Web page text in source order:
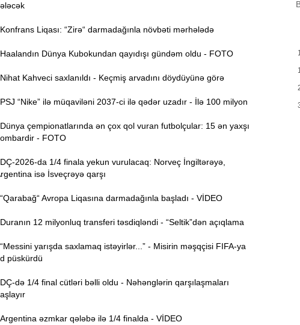
Liqası: “Zirə“ darmadağınla növbəti mərhələdə
Dünya Kubokundan qayıdışı gündəm oldu - FOTO
Kahveci saxlanıldı - Keçmiş arvadını döydüyünə görə
“Nike” ilə müqaviləni 2037-ci ilə qədər uzadır - İlə 100 milyon
çempionatlarında ən çox qol vuran futbolçular: 15 ən yaxşı
- FOTO
2026-da 1/4 finala yekun vurulacaq: Norveç İngiltərəyə,
isə İsveçrəyə qarşı
Avropa Liqasına darmadağınla başladı - VİDEO
12 milyonluq transferi təsdiqləndi - “Seltik”dən açıqlama
yarışda saxlamaq istəyirlər...” - Misirin məşqçisi FIFA-ya
püskürdü
də 1/4 final cütləri bəlli oldu - Nəhənglərin qarşılaşmaları
əzmkar qələbə ilə 1/4 finalda - VİDEO